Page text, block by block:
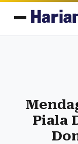
Piala